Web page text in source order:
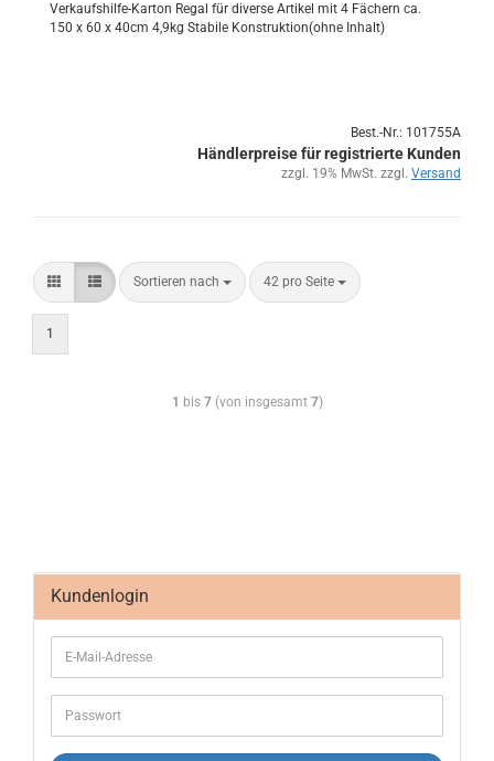
Verkaufshilfe-​Karton Regal für di­ver­se Ar­ti­kel mit 4 Fä­chern ca.
150 x 60 x 40cm 4,9kg Sta­bi­le Kon­struk­ti­on(ohne In­halt)
Best.-Nr.: 101755A
Händlerpreise für registrierte Kunden
zzgl. 19% MwSt. zzgl. Versand
Sortieren nach 42 pro Seite
1
1 bis 7(von insgesamt 7)
Kundenlogin